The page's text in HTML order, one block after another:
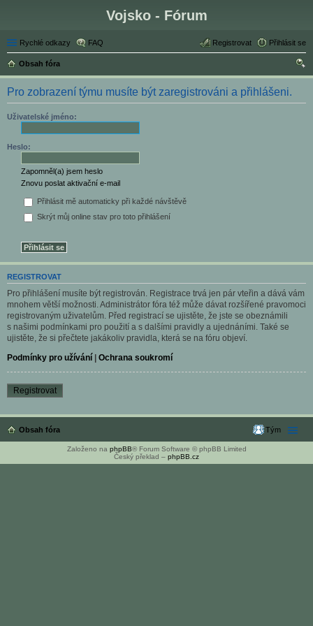
Vojsko - Fórum
Rychlé odkazy FAQ Přihlásit se
Registrovat
Obsah fóra
led
Pro zobrazení týmu musíte být zaregistrováni a přihlášeni.
Uživatelské jméno:
Heslo:
Zapomněl(a) jsem heslo
Znovu poslat aktivační e-mail
Přihlásit mě automaticky při každé návštěvě
Skrýt můj online stav pro toto přihlášení
REGISTROVAT
Pro přihlášení musíte být registrován. Registrace trvá jen pár vteřin a dává vám
mnohem větší možnosti. Administrátor fóra též může dávat rozšířené pravomoci
registrovaným uživatelům. Před registrací se ujistěte, že jste se obeznámili
s našimi podmínkami pro použití a s dalšími pravidly a ujednáními. Také se
ujistěte, že si přečtete jakákoliv pravidla, která se na fóru objeví.
Podmínky pro užívání | Ochrana soukromí
Registrovat
Obsah fóra Tým
Založeno na phpBB® Forum Software © phpBB Limited
Český překlad – phpBB.cz